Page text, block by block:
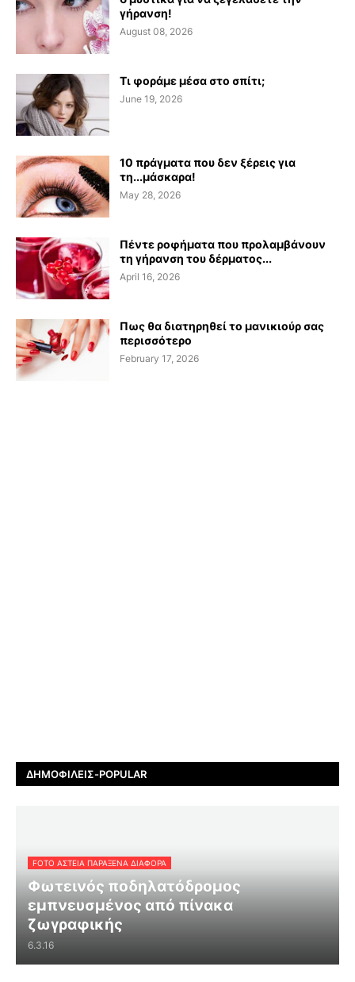
γήρανση!
August 08, 2026
Τι φοράμε μέσα στο σπίτι;
June 19, 2026
10 πράγματα που δεν ξέρεις για
τη...μάσκαρα!
May 28, 2026
Πέντε ροφήματα που προλαμβάνουν
τη γήρανση του δέρματος...
April 16, 2026
Πως θα διατηρηθεί το μανικιούρ σας
περισσότερο
February 17, 2026
ΔΗΜΟΦΙΛΕΊΣ-POPULAR
FOTO ΑΣΤΕΙΑ ΠΑΡΑΞΕΝΑ ΔΙΑΦΟΡΑ
Φωτεινός ποδηλατόδρομος
εμπνευσμένος από πίνακα
ζωγραφικής
6.3.16